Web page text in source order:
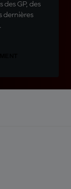
GP, des
dernières